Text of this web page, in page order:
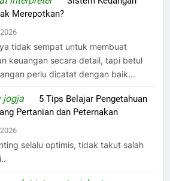
Merepotkan?
tidak sempat untuk membuat
keuangan secara detail, tapi betul
perlu dicatat dengan baik...
jogja
5 Tips Belajar Pengetahuan
Pertanian dan Peternakan
selalu optimis, tidak takut salah